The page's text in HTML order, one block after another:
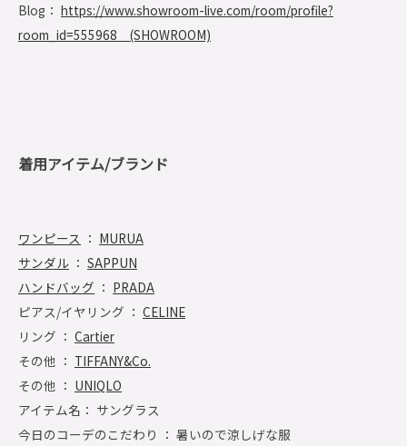
Blog： https://www.showroom-live.com/room/profile?
room_id=555968 (SHOWROOM)
着用アイテム/ブランド
ワンピース ： MURUA
サンダル ： SAPPUN
ハンドバッグ ： PRADA
ピアス/イヤリング ： CELINE
リング ： Cartier
その他 ： TIFFANY&Co.
その他 ： UNIQLO
アイテム名： サングラス
今日のコーデのこだわり ： 暑いので涼しげな服